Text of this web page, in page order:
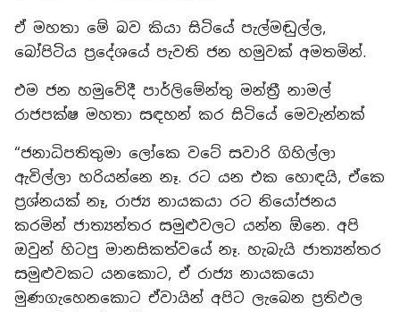
ඒ මහතා මේ බව කියා සිටියේ පැල්මඬුල්ල,
බෝපිටිය ප්‍රදේශයේ පැවති ජන හමුවක් අමතමින්.
එම ජන හමුවේදී පාර්ලිමේන්තු මන්ත්‍රී නාමල්
රාජපක්ෂ මහතා සඳහන් කර සිටියේ මෙවැන්නක්
“ජනාධිපතිතුමා ලෝකෙ වටේ සවාරි ගිහිල්ලා
ඇවිල්ලා හරියන්නෙ නෑ. රට යන එක හොඳයි, ඒකෙ
ප්‍රශ්නයක් නෑ, රාජ්‍ය නායකයා රට නියෝජනය
කරමින් ජාත්‍යන්තර සමුළුවලට යන්න ඕනෙ. අපි
ඔවුන් හිටපු මානසිකත්වයේ නෑ. හැබැයි ජාත්‍යන්තර
සමුළුවකට යනකොට, ඒ රාජ්‍ය නායකයො
මුණගැහෙනකොට ඒවායින් අපිට ලැබෙන ප්‍රතිඵල